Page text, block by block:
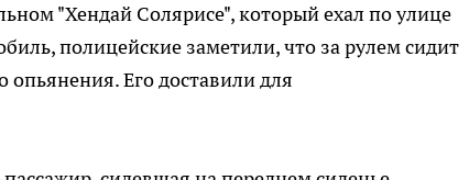
"Хендай Солярисе", который ехал по улице
полицейские заметили, что за рулем сидит
Его доставили для